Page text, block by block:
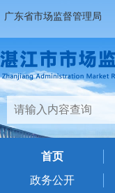
广东省市场监督管理局
首页
政务公开